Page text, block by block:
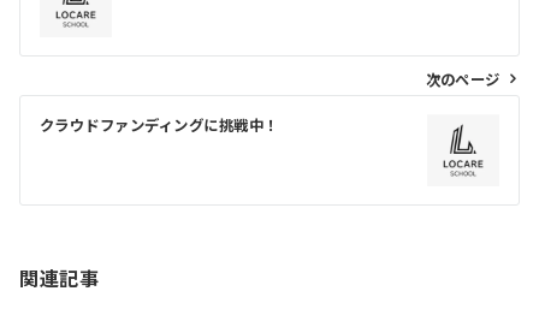
ビ
ゲ
ー
ョ
次のページ
クラウドファンディングに挑戦中！
関連記事